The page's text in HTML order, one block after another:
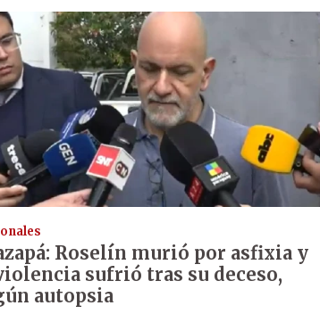
Roselín murió por asfixia y
sufrió tras su deceso,
autopsia